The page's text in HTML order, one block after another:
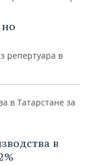
репертуара в
в